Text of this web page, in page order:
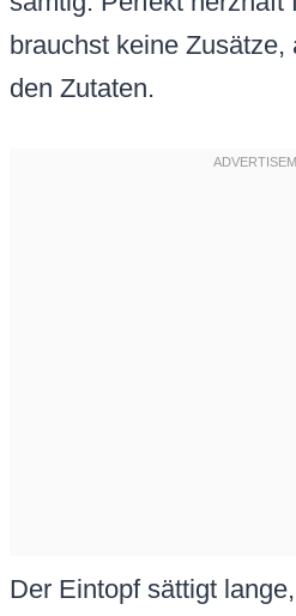
brauchst keine
den Zutaten.
Der Eintopf sättigt